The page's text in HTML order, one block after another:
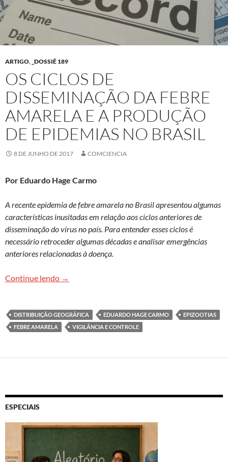
ARTIGO, _DOSSIÊ 189
OS CICLOS DE
DISSEMINAÇÃO DA FEBRE
AMARELA E A PRODUÇÃO
DE EPIDEMIAS NO BRASIL
8 DE JUNHO DE 2017 COMCIENCIA
Por Eduardo Hage Carmo
A recente epidemia de febre amarela no Brasil apresentou algumas
características inusitadas em relação aos ciclos anteriores de
disseminação do vírus no país. Para entender esses ciclos é
necessário retroceder algumas décadas e analisar emergências
anteriores relacionadas à doença.
Continue lendo Os ciclos de disseminação da febre amarela e
→
DISTRIBUIÇÃO GEOGRÁFICA EDUARDO HAGE CARMO
EPIZOOTIAS
FEBRE AMARELA
VIGILÂNCIA E CONTROLE
ESPECIAIS